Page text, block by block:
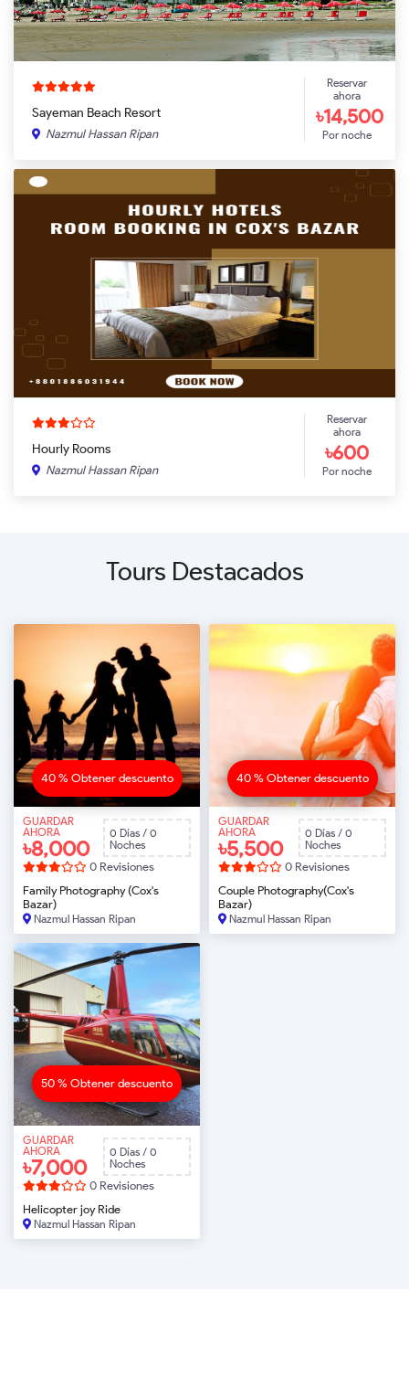
Sayeman Beach Resort
Nazmul Hassan Ripan
Reservar
ahora
৳14,500
Por noche
Hourly Rooms
Nazmul Hassan Ripan
Reservar
ahora
৳600
Por noche
Tours Destacados
40 % Obtener descuento
GUARDAR
AHORA
৳8,000
0 Días / 0
Noches
0 Revisiones
Family Photography (Cox's
Bazar)
Nazmul Hassan Ripan
RESERVAR AHORA
40 % Obtener descuento
GUARDAR
AHORA
৳5,500
0 Días / 0
Noches
0 Revisiones
Couple Photography(Cox's
Bazar)
Nazmul Hassan Ripan
50 % Obtener descuento
GUARDAR
AHORA
৳7,000
0 Días / 0
Noches
0 Revisiones
Helicopter joy Ride
Nazmul Hassan Ripan